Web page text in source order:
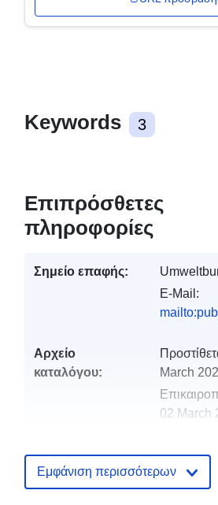
Keywords 3
Επιπρόσθετες
πληροφορίες
Σημείο επαφής:
E-Mail:
Αρχείο
καταλόγου:
March
02 March
uriRef:
http://
Εμφάνιση περισσότερων